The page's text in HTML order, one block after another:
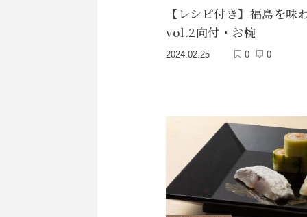
【レシピ付き】福島を味
vol.2向付・お椀
2024.02.25 0 0